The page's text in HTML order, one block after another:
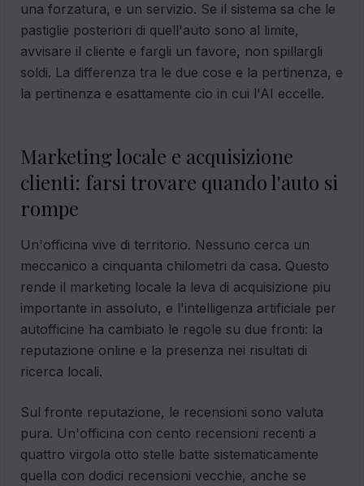
una forzatura, e un servizio. Se il sistema sa che le
pastiglie posteriori di quell'auto sono al limite,
avvisare il cliente e fargli un favore, non spillargli
soldi. La differenza tra le due cose e la pertinenza, e
la pertinenza e esattamente cio in cui l'AI eccelle.
Marketing locale e acquisizione
clienti: farsi trovare quando l'auto si
rompe
Un'officina vive di territorio. Nessuno cerca un
meccanico a cinquanta chilometri da casa. Questo
rende il marketing locale la leva di acquisizione piu
importante in assoluto, e l'intelligenza artificiale per
autofficine ha cambiato le regole su due fronti: la
reputazione online e la presenza nei risultati di
ricerca locali.
Sul fronte reputazione, le recensioni sono valuta
pura. Un'officina con cento recensioni recenti a
quattro virgola otto stelle batte sistematicamente
quella con dodici recensioni vecchie, anche se